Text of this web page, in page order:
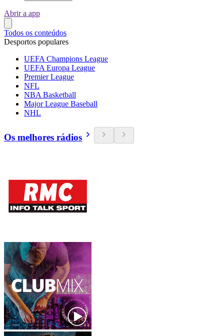
Abrir a app
Todos os conteúdos
Desportos populares
UEFA Champions League
UEFA Europa League
Premier League
NFL
NBA Basketball
Major League Baseball
NHL
Os melhores rádios